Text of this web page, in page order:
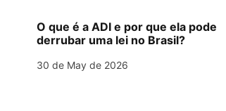
g
a
t
O que é a ADI e por que ela pode
derrubar uma lei no Brasil?
30 de May de 2026